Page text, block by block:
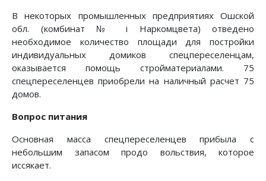
В некоторых промышленных предприятиях Ошской
обл. (комбинат № i Наркомцвета) отведено
необходимое количество площади для постройки
индивидуальных домиков спецпереселенцам,
оказывается помощь стройматериалами. 75
спецпереселенцев приобрели на наличный расчет 75
домов.
Вопрос питания
Основная масса спецпереселенцев прибыла с
небольшим запасом продо вольствия, которое
иссякает.